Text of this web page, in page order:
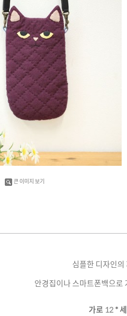
큰 이미지 보기
심플한 디자인의
안경집이나 스마트폰백으로
가로 12 *